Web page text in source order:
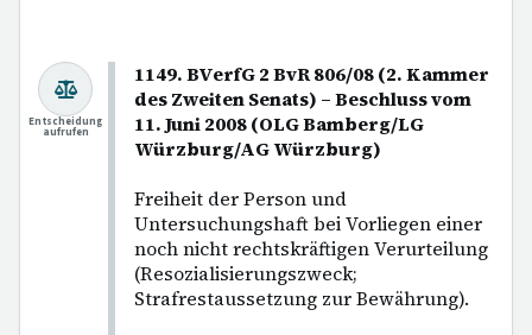
1149. BVerfG 2 BvR 806/08 (2. Kammer
des Zweiten Senats) – Beschluss vom
11. Juni 2008 (OLG Bamberg/LG
Würzburg/AG Würzburg)
Freiheit der Person und
Untersuchungshaft bei Vorliegen einer
noch nicht rechtskräftigen Verurteilung
(Resozialisierungszweck;
Strafrestaussetzung zur Bewährung).
Entscheidung
aufrufen